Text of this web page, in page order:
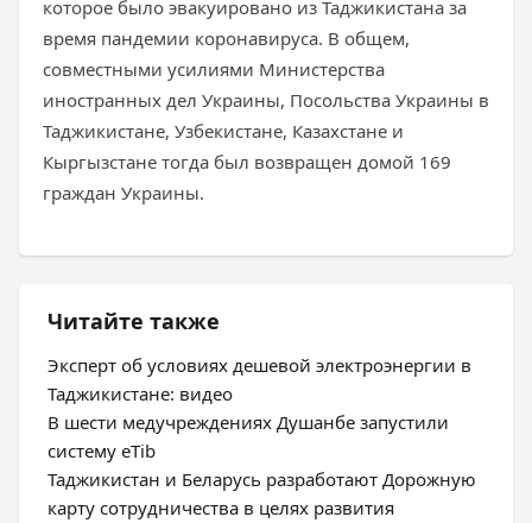
которое было эвакуировано из Таджикистана за
время пандемии коронавируса. В общем,
совместными усилиями Министерства
иностранных дел Украины, Посольства Украины в
Таджикистане, Узбекистане, Казахстане и
Кыргызстане тогда был возвращен домой 169
граждан Украины.
Читайте также
Эксперт об условиях дешевой электроэнергии в
Таджикистане: видео
В шести медучреждениях Душанбе запустили
систему eTib
Таджикистан и Беларусь разработают Дорожную
карту сотрудничества в целях развития